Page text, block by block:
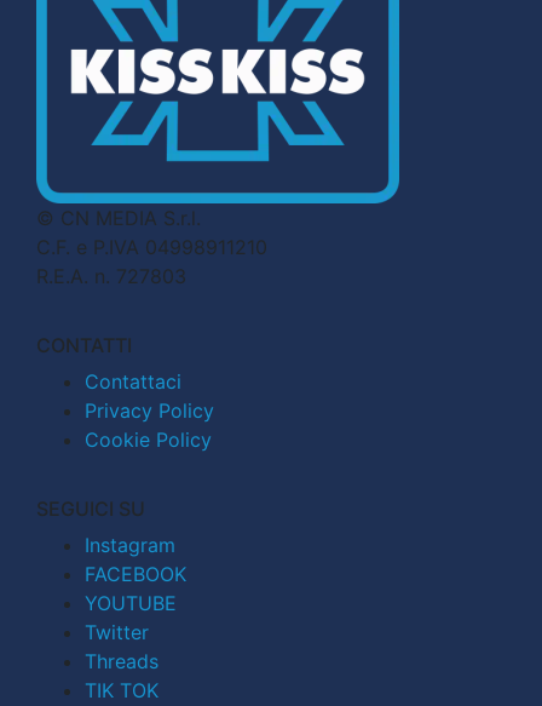
© CN MEDIA S.r.l.
C.F. e P.IVA 04998911210
R.E.A. n. 727803
CONTATTI
Contattaci
Privacy Policy
Cookie Policy
SEGUICI SU
Instagram
FACEBOOK
YOUTUBE
Twitter
Threads
TIK TOK